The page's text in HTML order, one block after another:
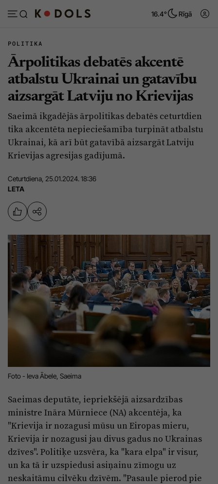
16.4° Rīgā
Abonēt Pieslēgties
Ziņas
Politika
Pašvaldības
Izglītība
Veselība
Ģimene
Vide
Drošība
Tēmas
Viedokļi
Dzīve un ticība
Ekonomika
Pierīga
Ķekava
Ropaži
Salaspils
Saulkrasti
Sigulda
Jūrmala
Projekti
Mediju atbalsta fonds
Zivju fonds
Kodols
Kontakti
Reklāma
Par laikrakstu
Privātuma politika
POLITIKA
Ārpolitikas debatēs akcentē
atbalstu Ukrainai un gatavību
aizsargāt Latviju no Krievijas
Saeimā ikgadējās ārpolitikas debatēs ceturtdien
tika akcentēta nepieciešamība turpināt atbalstu
Ukrainai, kā arī būt gatavībā aizsargāt Latviju
Krievijas agresijas gadījumā.
Ceturtdiena, 25.01.2024. 18:36
LETA
Foto - Ieva Ābele, Saeima
Saeimas deputāte, iepriekšējā aizsardzības
ministre Ināra Mūrniece (NA) akcentēja, ka
"Krievija ir nozagusi mūsu un Eiropas mieru,
Krievija ir nozagusi jau divus gadus no Ukrainas
dzīves". Politiķe uzsvēra, ka "kara elpa" ir visur,
un ka tā ir uzspiedusi asiņainu zīmogu uz
neskaitāmu cilvēku dzīvēm. "Pasaule pierod pie